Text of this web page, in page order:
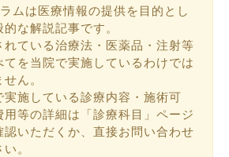
ムは医療情報の提供を目的とし
な解説記事です。
れている治療法・医薬品・注射等
てを当院で実施しているわけでは
ん。
実施している診療内容・施術可
用等の詳細は「診療科目」ページ
認いただくか、直接お問い合わせ
。